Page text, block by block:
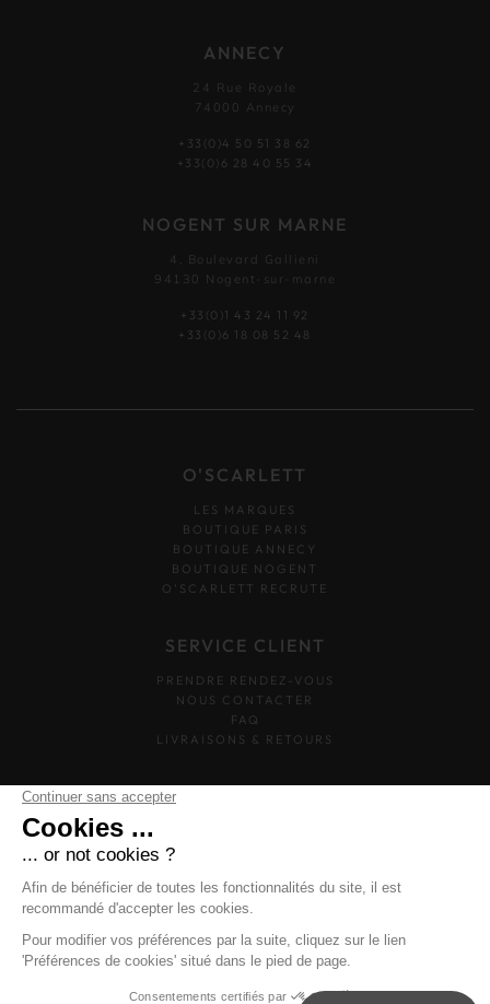
ANNECY
24 Rue Royale
74000 Annecy
+33(0)4 50 51 38 62
+33(0)6 28 40 55 34
NOGENT SUR MARNE
4, Boulevard Gallieni
94130 Nogent-sur-marne
+33(0)1 43 24 11 92
+33(0)6 18 08 52 48
O'SCARLETT
LES MARQUES
BOUTIQUE PARIS
BOUTIQUE ANNECY
BOUTIQUE NOGENT
O’SCARLETT RECRUTE
SERVICE CLIENT
PRENDRE RENDEZ-VOUS
NOUS CONTACTER
FAQ
LIVRAISONS & RETOURS